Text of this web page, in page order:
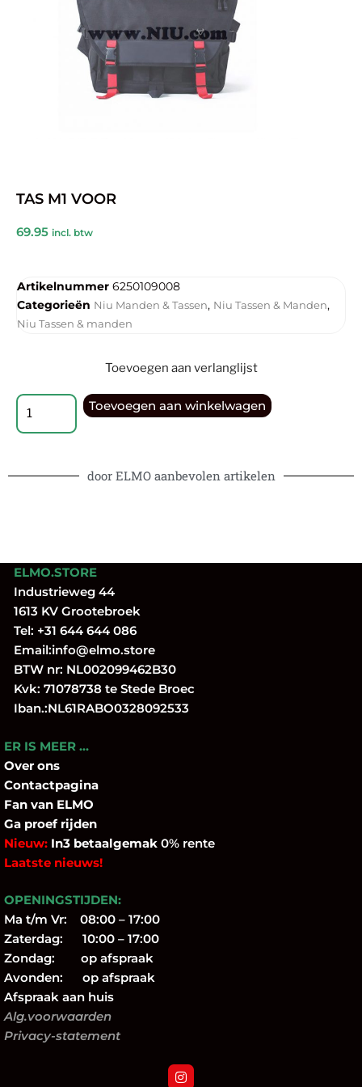
TAS M1 VOOR
69.95 incl. btw
Artikelnummer 6250109008
Categorieën Niu Manden & Tassen, Niu Tassen & Manden,
Niu Tassen & manden
Toevoegen aan verlanglijst
Toevoegen aan winkelwagen
door ELMO aanbevolen artikelen
ELMO.STORE
Industrieweg 44
1613 KV Grootebroek
Tel: +31 644 644 086
Email:info@elmo.store
BTW nr: NL002099462B30
Kvk: 71078738 te Stede Broec
Iban.:NL61RABO0328092533
ER IS MEER …
Over ons
Contactpagina
Fan van ELMO
Ga proef rijden
Nieuw: In3 betaalgemak 0% rente
Laatste nieuws!
OPENINGSTIJDEN:
Ma t/m Vr: 08:00 – 17:00
Zaterdag: 10:00 – 17:00
Zondag: op afspraak
Avonden: op afspraak
Afspraak aan huis
Alg.voorwaarden
Privacy-statement